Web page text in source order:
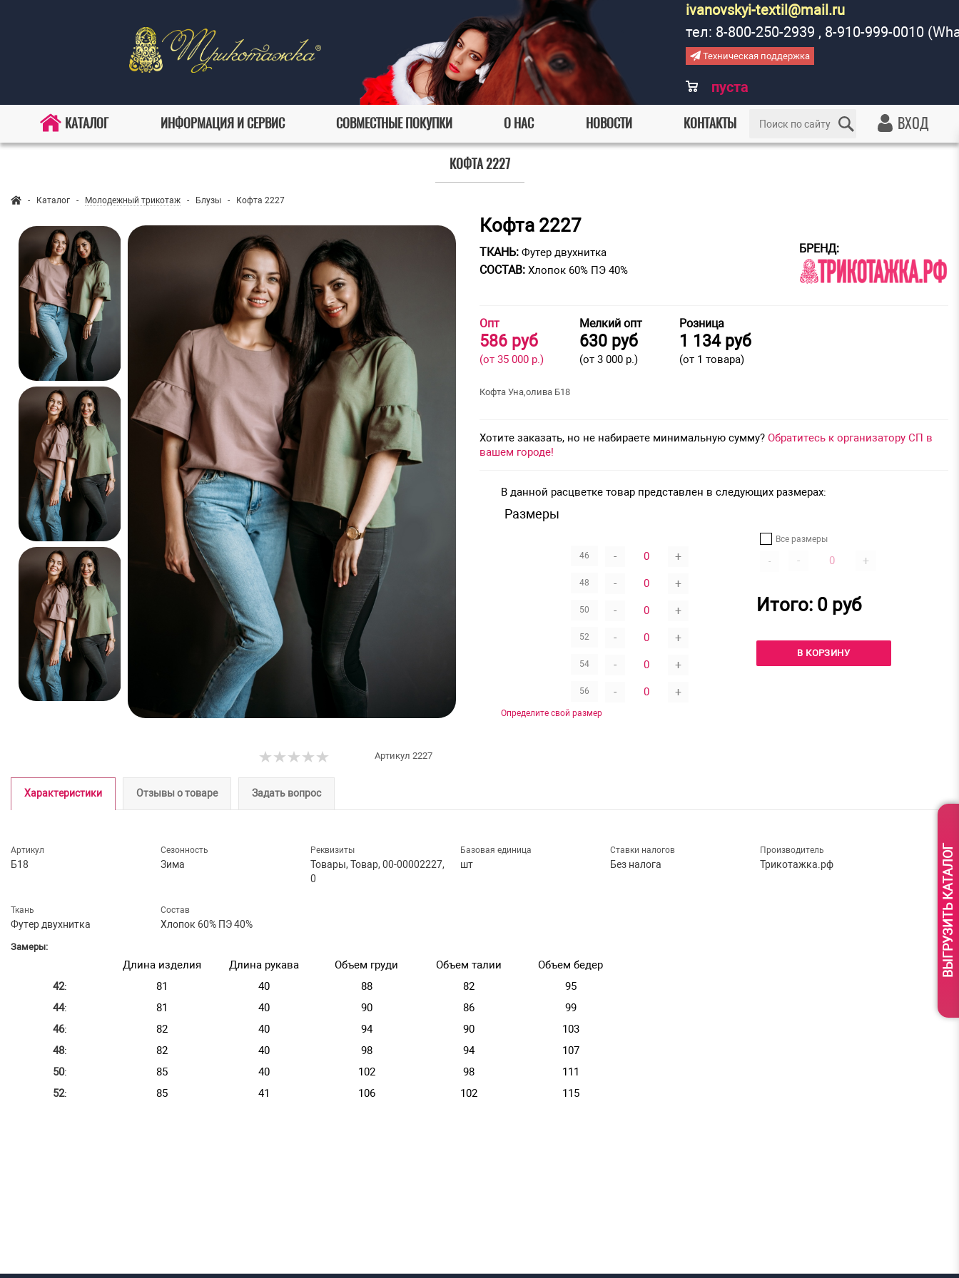
ivanovskyi-textil@mail.ru
тел: 8-800-250-2939 , 8-910-999-0010
Техническая поддержка
пуста
ВХОД
КАТАЛОГ ИНФОРМАЦИЯ И СЕРВИС СОВМЕСТНЫЕ ПОКУПКИ О НАС НОВОСТИ КОНТАКТЫ
КОФТА 2227
Главная
- Каталог - Молодежный трикотаж - Блузы - Кофта 2227
Артикул 2227
Кофта 2227
ТКАНЬ: Футер двухнитка
СОСТАВ: Хлопок 60% ПЭ 40%
БРЕНД:
Опт
586 руб
(от 35 000 р.)
Мелкий опт
630 руб
(от 3 000 р.)
Розница
1 134 руб
(от 1 товара)
Кофта Уна,олива Б18
Хотите заказать, но не набираете минимальную сумму? Обратитесь к организатору СП в
вашем городе!
В данной расцветке товар представлен в следующих размерах:
Размеры
46 - +
48 - +
50 - +
52 - +
54 - +
56 - +
Определите свой размер
Все размеры
- - +
Итого: 0 руб
В КОРЗИНУ
Характеристики Отзывы о товаре Задать вопрос
Артикул
Б18
Сезонность
Зима
Реквизиты
Товары, Товар, 00-00002227,
0
Базовая единица
шт
Ставки налогов
Без налога
Производитель
Трикотажка.рф
Ткань
Футер двухнитка
Состав
Хлопок 60% ПЭ 40%
Замеры:
Длина изделия Длина рукава Объем груди Объем талии
Объем бедер
42: 81 40 88 82
95
44: 81 40 90 86
99
46: 82 40 94 90
103
48: 82 40 98 94
107
50: 85 40 102 98
111
52: 85 41 106 102 115
ВЫГРУЗИТЬ КАТАЛОГ